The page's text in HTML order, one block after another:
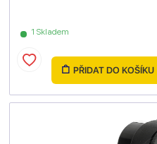
1 Skladem
PŘIDAT DO KOŠÍKU